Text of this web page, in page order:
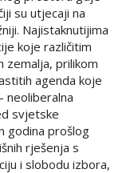
su utjecaji na
Najistaknutijima
koje različitim
zemalja, prilikom
agenda koje
neoliberalna
svjetske
godina prošlog
rješenja s
i slobodu izbora,